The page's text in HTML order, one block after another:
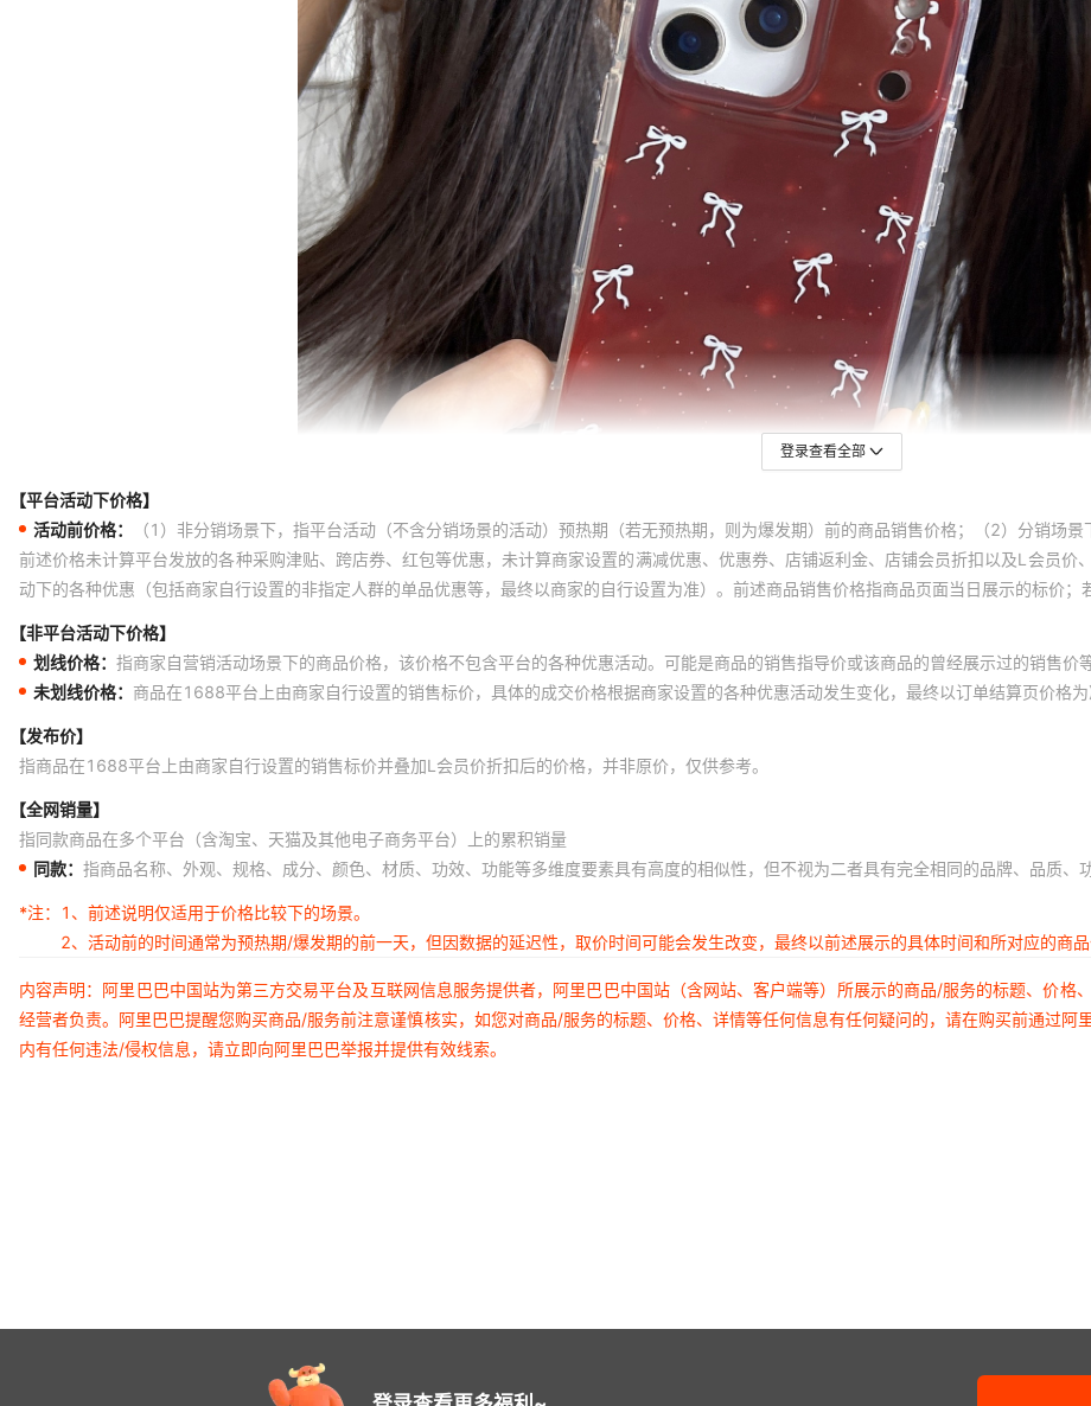
登录查看全部
【平台活动下价格】
活动前价格：
（1）非分销场景下，指平台活动（不含分销场景的活动）预热期（若无预热期，则为爆发期）前的商品销售价格；（2）分销场
前述价格未计算平台发放的各种采购津贴、跨店券、红包等优惠，未计算商家设置的满减优惠、优惠券、店铺返利金、店铺会员折扣以及L会员
动下的各种优惠（包括商家自行设置的非指定人群的单品优惠等，最终以商家的自行设置为准）。前述商品销售价格指商品页面当日展示的标价；
【非平台活动下价格】
划线价格： 指商家自营销活动场景下的商品价格，该价格不包含平台的各种优惠活动。可能是商品的销售指导价或该商品的曾经展示过的销售价
未划线价格： 商品在1688平台上由商家自行设置的销售标价，具体的成交价格根据商家设置的各种优惠活动发生变化，最终以订单结算页价格为
【发布价】
指商品在1688平台上由商家自行设置的销售标价并叠加L会员价折扣后的价格，并非原价，仅供参考。
【全网销量】
指同款商品在多个平台（含淘宝、天猫及其他电子商务平台）上的累积销量
同款： 指商品名称、外观、规格、成分、颜色、材质、功效、功能等多维度要素具有高度的相似性，但不视为二者具有完全相同的品牌、品质、
*注：
1、前述说明仅适用于价格比较下的场景。
2、活动前的时间通常为预热期/爆发期的前一天，但因数据的延迟性，取价时间可能会发生改变，最终以前述展示的具体时间和所对应的商品
内容声明：阿里巴巴中国站为第三方交易平台及互联网信息服务提供者，阿里巴巴中国站（含网站、客户端等）所展示的商品/服务的标题、价
经营者负责。阿里巴巴提醒您购买商品/服务前注意谨慎核实，如您对商品/服务的标题、价格、详情等任何信息有任何疑问的，请在购买前通过
内有任何违法/侵权信息，请立即向阿里巴巴举报并提供有效线索。